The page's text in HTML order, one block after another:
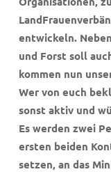
entwickeln.
und Forst soll
kommen nun
Wer von euch
sonst aktiv und
Es werden zwei
ersten beiden
setzen, an das